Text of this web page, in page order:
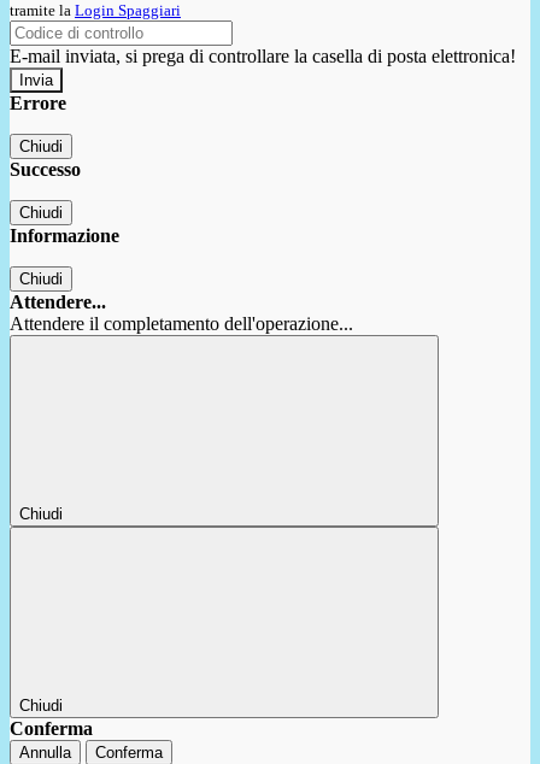
tramite la Login Spaggiari
E-mail inviata, si prega di controllare la casella di posta elettronica!
Errore
Chiudi
Successo
Chiudi
Informazione
Chiudi
Attendere...
Attendere il completamento dell'operazione...
Chiudi
Chiudi
Conferma
Annulla Conferma